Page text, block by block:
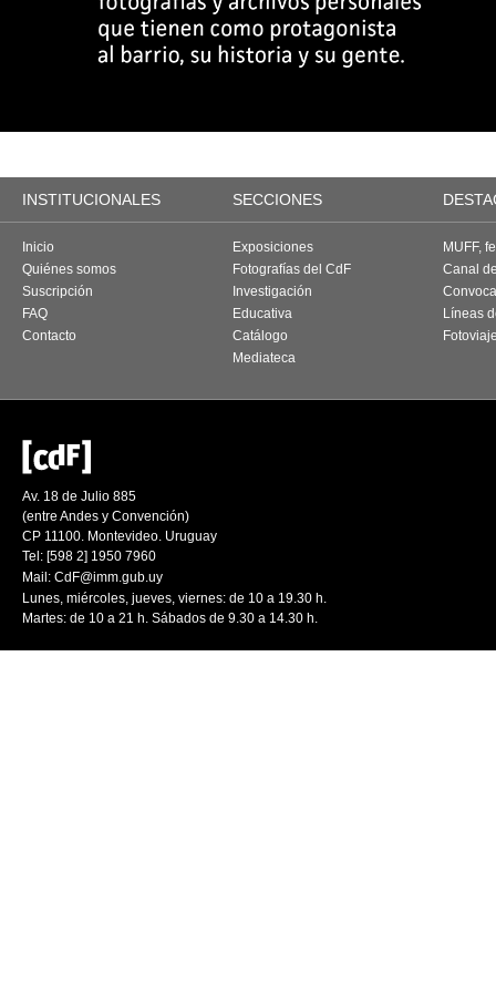
INSTITUCIONALES SECCIONES
Inicio
Quiénes somos
Suscripción
FAQ
Contacto
Exposiciones
Fotografías del CdF
Investigación
Educativa
Catálogo
Mediateca
MUFF,
Canal
Líneas
Av. 18 de Julio 885
(entre Andes y Convención)
CP 11100. Montevideo. Uruguay
Tel: [598 2] 1950 7960
Mail: CdF@imm.gub.uy
Lunes, miércoles, jueves, viernes: de 10 a 19.30 h.
Martes: de 10 a 21 h. Sábados de 9.30 a 14.30 h.